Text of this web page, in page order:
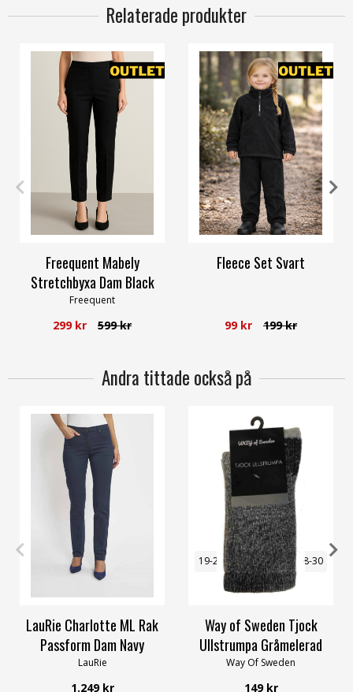
Relaterade produkter
S L
Freequent Mabely
Stretchbyxa Dam Black
Freequent
299 kr 599 kr
110-116
Fleece Set Svart
99 kr 199 kr
Andra tittade också på
42 46
LauRie Charlotte ML Rak
Passform Dam Navy
LauRie
1.249 kr
19-21 22-24 25-27
28-30
31-34
46-48
Way of Sweden Tjock
Ullstrumpa Gråmelerad
Way Of Sweden
149 kr